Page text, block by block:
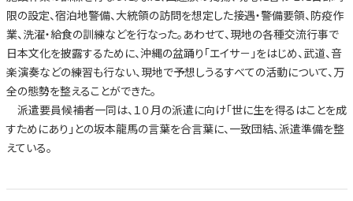
限の設定、宿泊地警備、大統領の訪問を想定した接遇・警備要領、防疫作
業、洗濯・給食の訓練などを行なった。あわせて、現地の各種交流行事で
日本文化を披露するために、沖縄の盆踊り「エイサ－」をはじめ、武道、音
楽演奏などの練習も行ない、現地で予想しうるすべての活動について、万
全の態勢を整えることができた。
派遣要員候補者一同は、１０月の派遣に向け「世に生を得るはことを成
すためにあり」との坂本龍馬の言葉を合言葉に、一致団結、派遣準備を整
えている。